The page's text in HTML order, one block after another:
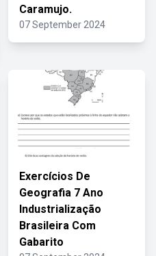
Caramujo.
07 September 2024
Exercícios De
Geografia 7 Ano
Industrialização
Brasileira Com
Gabarito